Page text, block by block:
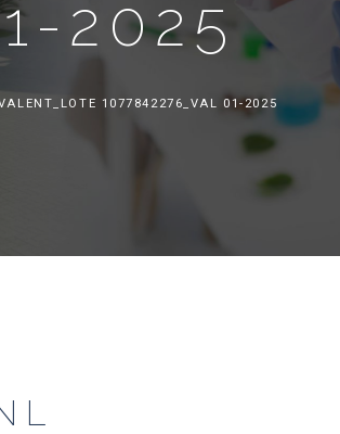
2025
1077842276_VAL 01-2025
L